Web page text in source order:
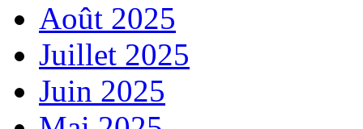
Août 2025
Juillet 2025
Juin 2025